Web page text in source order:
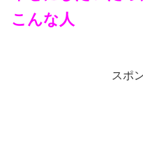
こんな人
スポ